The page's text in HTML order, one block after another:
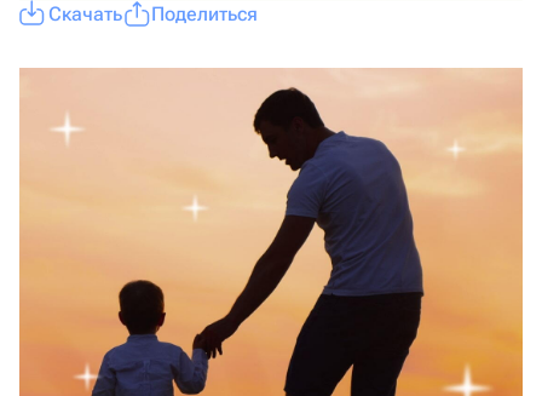
Скачать Поделиться